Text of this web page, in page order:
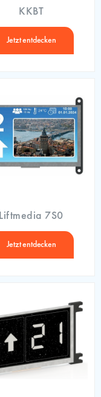
KKBT
Jetzt entdecken
Liftmedia 7S0
Jetzt entdecken